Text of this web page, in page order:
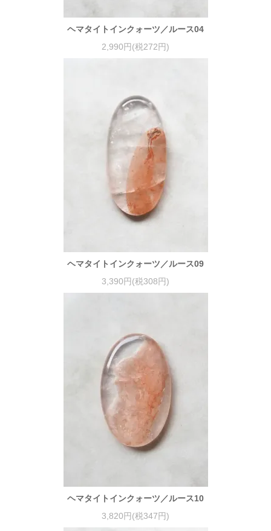
ヘマタイトインクォーツ／ルース04
2,990円(税272円)
ヘマタイトインクォーツ／ルース09
3,390円(税308円)
ヘマタイトインクォーツ／ルース10
3,820円(税347円)